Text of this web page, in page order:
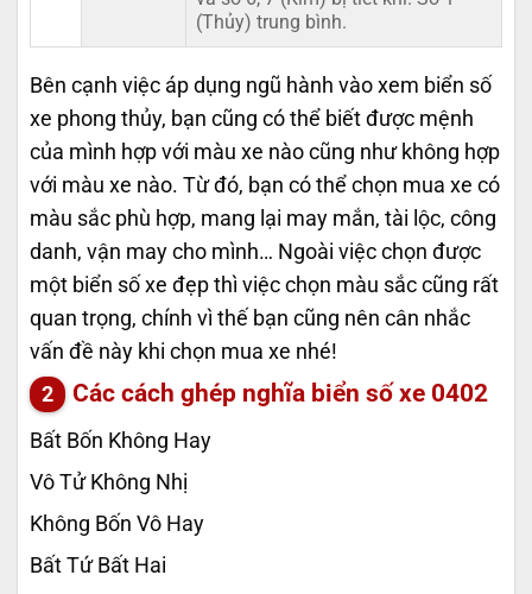
(Thủy) trung bình.
Bên cạnh việc áp dụng ngũ hành vào xem biển số
xe phong thủy, bạn cũng có thể biết được mệnh
của mình hợp với màu xe nào cũng như không hợp
với màu xe nào. Từ đó, bạn có thể chọn mua xe có
màu sắc phù hợp, mang lại may mắn, tài lộc, công
danh, vận may cho mình… Ngoài việc chọn được
một biển số xe đẹp thì việc chọn màu sắc cũng rất
quan trọng, chính vì thế bạn cũng nên cân nhắc
vấn đề này khi chọn mua xe nhé!
Các cách ghép nghĩa biển số xe 0402
Bất Bốn Không Hay
Vô Tử Không Nhị
Không Bốn Vô Hay
Bất Tứ Bất Hai